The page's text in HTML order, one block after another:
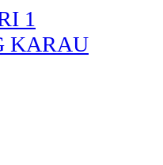
1
KARAU